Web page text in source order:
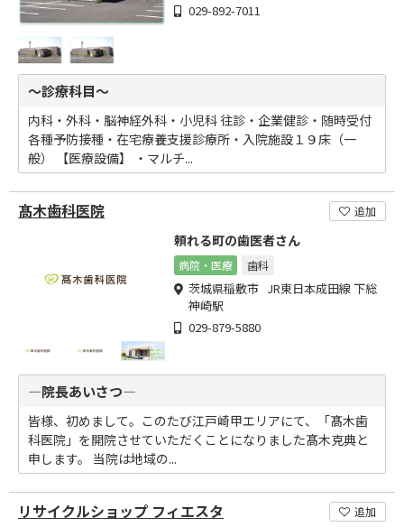
029-892-7011
～診療科目～
内科・外科・脳神経外科・小児科 往診・企業健診・随時受付
各種予防接種・在宅療養支援診療所・入院施設１９床（一
般） 【医療設備】 ・マルチ...
髙木歯科医院 追加
頼れる町の歯医者さん
病院・医療 歯科
茨城県稲敷市 JR東日本成田線 下総
神崎駅
029-879-5880
―院長あいさつ―
皆様、初めまして。このたび江戸崎甲エリアにて、「髙木歯
科医院」を開院させていただくことになりました髙木克典と
申します。 当院は地域の...
リサイクルショップ フィエスタ 追加